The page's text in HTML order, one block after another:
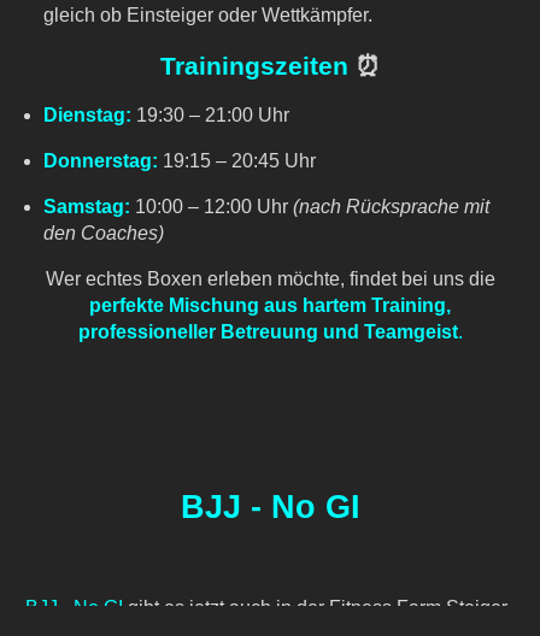
gleich ob Einsteiger oder Wettkämpfer.
Trainingszeiten ⏰
Dienstag: 19:30 – 21:00 Uhr
Donnerstag: 19:15 – 20:45 Uhr
Samstag: 10:00 – 12:00 Uhr (nach Rücksprache mit
den Coaches)
Wer echtes Boxen erleben möchte, findet bei uns die
perfekte Mischung aus hartem Training,
professioneller Betreuung und Teamgeist.
BJJ - No GI
BJJ - No GI gibt es jetzt auch in der Fitness Farm Steiger.